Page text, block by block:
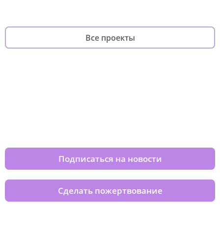
Все проекты
Подписаться на новости
Сделать пожертвование